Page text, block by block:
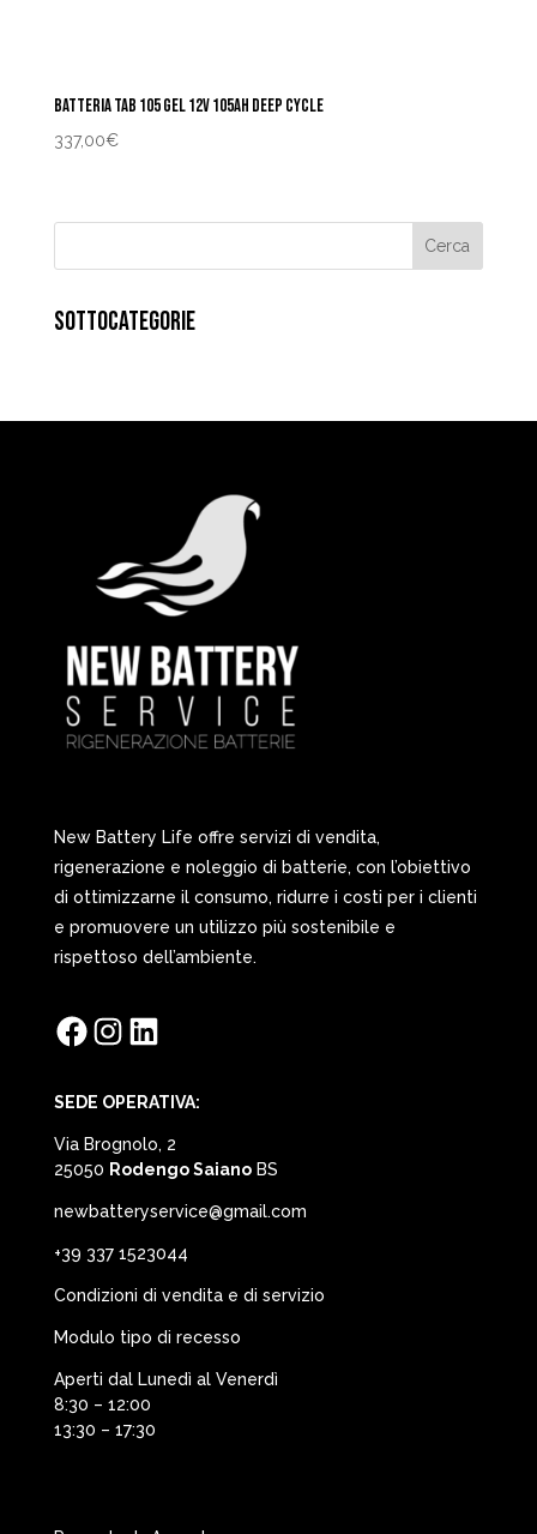
BATTERIA TAB 105 GEL 12V 105AH DEEP CYCLE
337,00€
SOTTOCATEGORIE
New Battery Life offre servizi di vendita,
rigenerazione e noleggio di batterie, con l’obiettivo
di ottimizzarne il consumo, ridurre i costi per i clienti
e promuovere un utilizzo più sostenibile e
rispettoso dell’ambiente.
FacebookInstagramLinkedIn
SEDE OPERATIVA:
Via Brognolo, 2
25050 Rodengo SaianoBS
newbatteryservice@gmail.com
+39 337 1523044
Condizioni di vendita e di servizio
Modulo tipo di recesso
Aperti dal Lunedì al Venerdì
8:30 – 12:00
13:30 – 17:30